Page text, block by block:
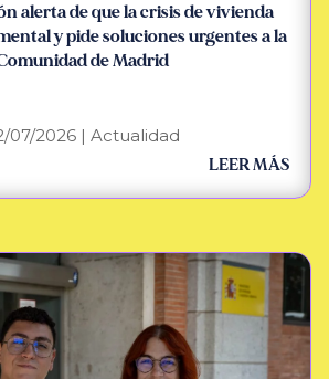
alerta de que la crisis de vivienda
y pide soluciones urgentes a la
de Madrid
07/2026| Actualidad
LEER MÁS